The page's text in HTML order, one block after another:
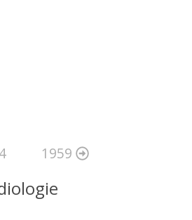
1959